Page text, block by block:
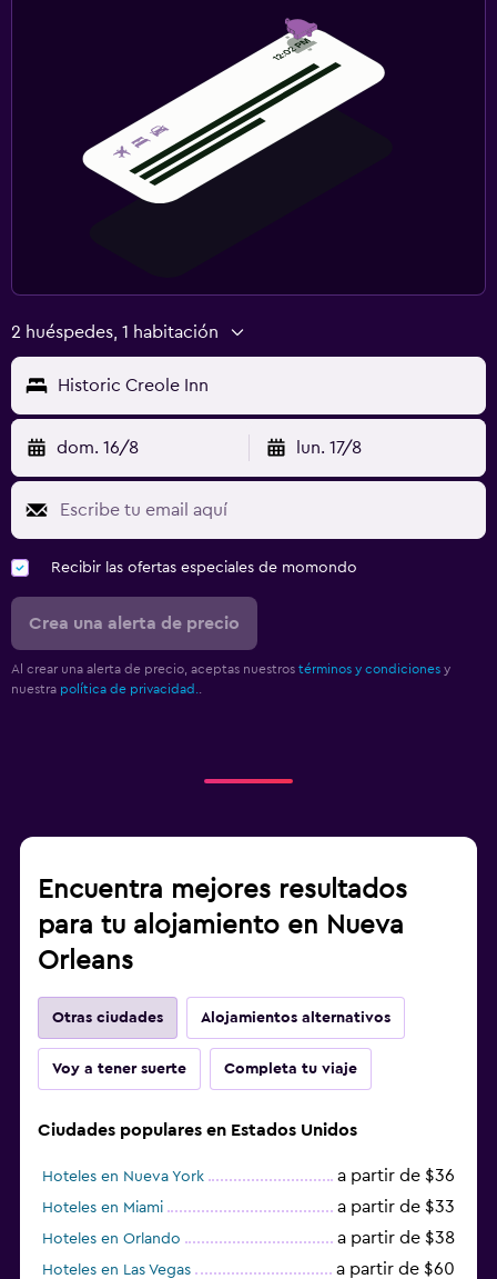
2 huéspedes, 1 habitación
Historic Creole Inn
dom. 16/8 lun. 17/8
Recibir las ofertas especiales de momondo
Crea una alerta de precio
Al crear una alerta de precio, aceptas nuestros términos y condiciones y
nuestra política de privacidad.
Encuentra mejores resultados
para tu alojamiento en Nueva
Orleans
Otras ciudades Alojamientos alternativos
Voy a tener suerte Completa tu viaje
Ciudades populares en Estados Unidos
Hoteles en Nueva York a partir de $36
Hoteles en Miami a partir de $33
Hoteles en Orlando a partir de $38
Hoteles en Las Vegas a partir de $60